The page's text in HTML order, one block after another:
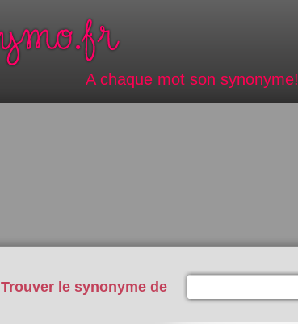
A chaque mot son synonyme!
Trouver le synonyme de